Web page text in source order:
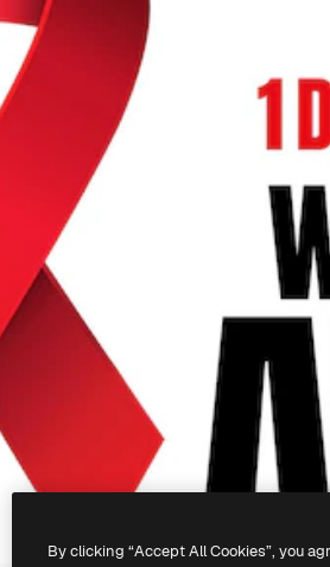
By clicking “Accept All Cookies”, you